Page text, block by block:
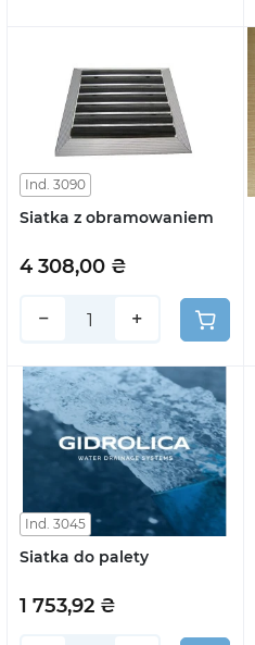
Ind. 3090
Siatka z obramowaniem
4 308,00 ₴
− +
Ind. 3045
Siatka do palety
1 753,92 ₴